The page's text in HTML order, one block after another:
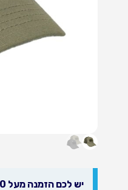
יש לכם הזמנה מעל 30 פריטים?